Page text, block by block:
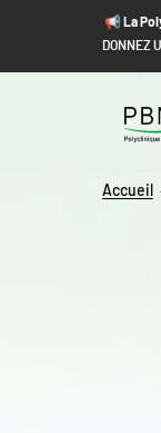
ALLER AU CONTENU
ALLER À LA RECHERCHE
📢​ La
DONNEZ
Accueil